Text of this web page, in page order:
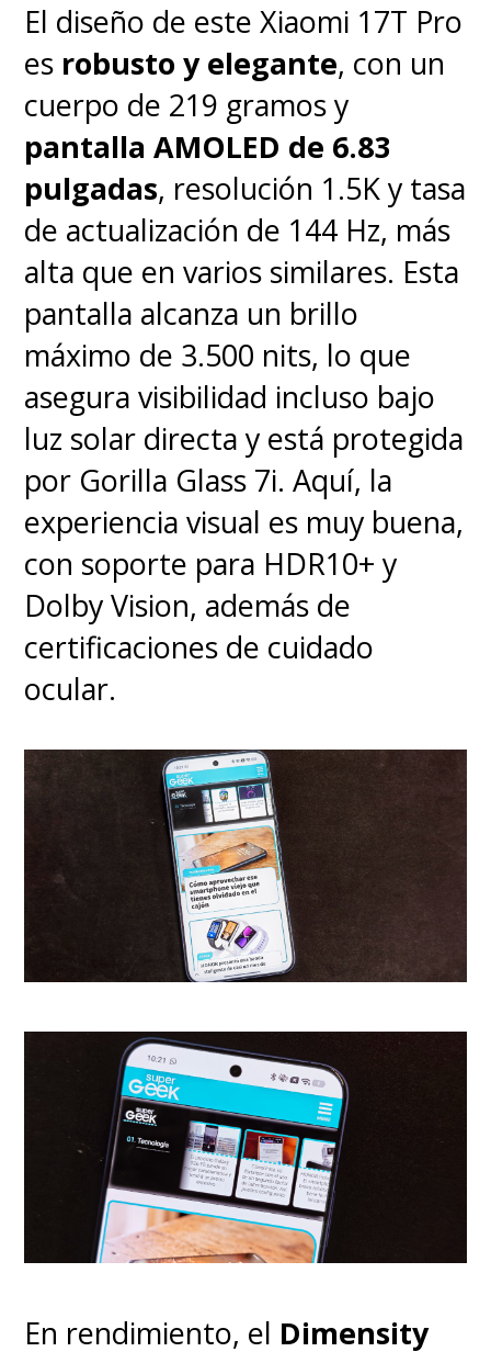
Elaudiocumple con dos
parlantes de 10 W y soporte
Dolby Atmos, que da cierta
sensación envolvente. Sin
embargo,los graves son
limitados y para cine o
gaming se recomienda
acompañarlo con una barra
de sonido, porque sería un
insulto desperdiciar esa calidad
de imagen con un audio como
este.
Enconectividad
dos USB, WiFi y Bluetooth 5.3,
cubriendo bien las necesidades
de consolas, reproductores y
periféricos.No incluye salida
óptica dedicada ni HDMI 2.1
lo que puede ser una limitación
control remotoes sencillo,
con accesos directos a apps de
streaming y micrófono para
comandos de voz. No es
retroiluminado, peroresponde
rápido y se integra bien con el
El diseño de este Xiaomi 17T Pro
es robusto y elegante, con un
cuerpo de 219 gramos y
pantalla AMOLED de 6.83
pulgadas, resolución 1.5K y tasa
de actualización de 144 Hz, más
alta que en varios similares. Esta
pantalla alcanza un brillo
máximo de 3.500 nits, lo que
asegura visibilidad incluso bajo
luz solar directa y está protegida
por Gorilla Glass 7i. Aquí, la
experiencia visual es muy buena,
con soporte para HDR10+ y
Dolby Vision, además de
certificaciones de cuidado
ocular.
En rendimiento, el Dimensity